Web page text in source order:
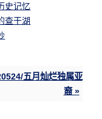
史记忆
查干湖
五月灿烂独属亚
裔 »